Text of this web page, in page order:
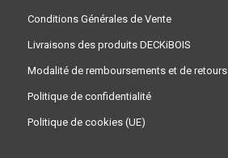
Conditions Générales de Vente
Livraisons des produits DECKiBOIS
Modalité de remboursements et de retours
Politique de confidentialité
Politique de cookies (UE)